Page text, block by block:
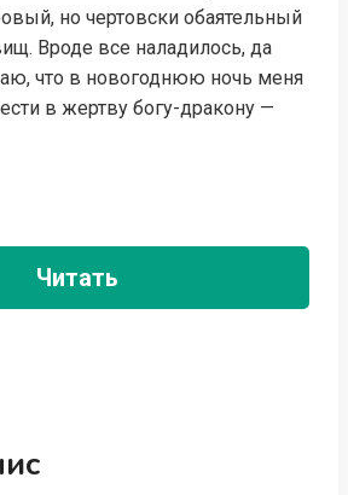
но чертовски обаятельный
Вроде все наладилось, да
что в новогоднюю ночь меня
в жертву богу-дракону —
Читать